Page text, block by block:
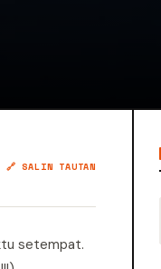
🔗 SALIN TAUTAN
setempat.